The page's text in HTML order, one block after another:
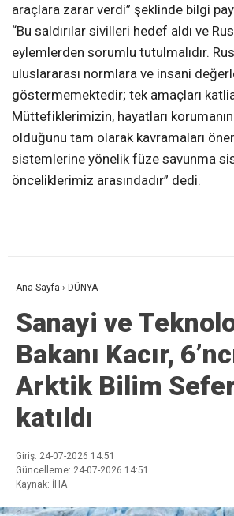
araçlara zarar verdi” şeklinde bilgi
“Bu saldırılar sivilleri hedef aldı ve
eylemlerden sorumlu tutulmalıdır.
uluslararası normlara ve insani
göstermemektedir; tek amaçları
Müttefiklerimizin, hayatları
olduğunu tam olarak kavramaları
sistemlerine yönelik füze savunma
önceliklerimiz arasındadır” dedi.
Ana Sayfa › DÜNYA
Sanayi ve
Bakanı Kacır,
Arktik Bilim
katıldı
Giriş: 24-07-2026 14:51
Güncelleme: 24-07-2026 14:51
Kaynak: İHA